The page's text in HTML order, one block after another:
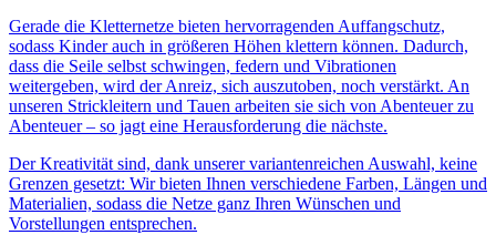
Gerade die Kletternetze bieten hervorragenden Auffangschutz,
sodass Kinder auch in größeren Höhen klettern können. Dadurch,
dass die Seile selbst schwingen, federn und Vibrationen
weitergeben, wird der Anreiz, sich auszutoben, noch verstärkt. An
unseren Strickleitern und Tauen arbeiten sie sich von Abenteuer zu
Abenteuer – so jagt eine Herausforderung die nächste.
Der Kreativität sind, dank unserer variantenreichen Auswahl, keine
Grenzen gesetzt: Wir bieten Ihnen verschiedene Farben, Längen und
Materialien, sodass die Netze ganz Ihren Wünschen und
Vorstellungen entsprechen.